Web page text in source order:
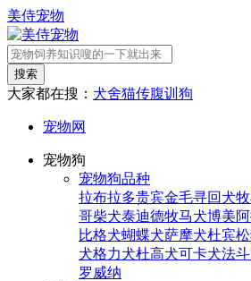
美侍宠物
搜索
大家都在搜： 犬舍猫传腹训狗
宠物网
宠物狗
宠物狗品种
拉布拉多贵宾金毛寻回犬
哥柴犬泰迪德牧马犬博美
比格犬蝴蝶犬萨摩犬杜宾
犬格力犬杜高犬可卡犬法斗
罗威纳